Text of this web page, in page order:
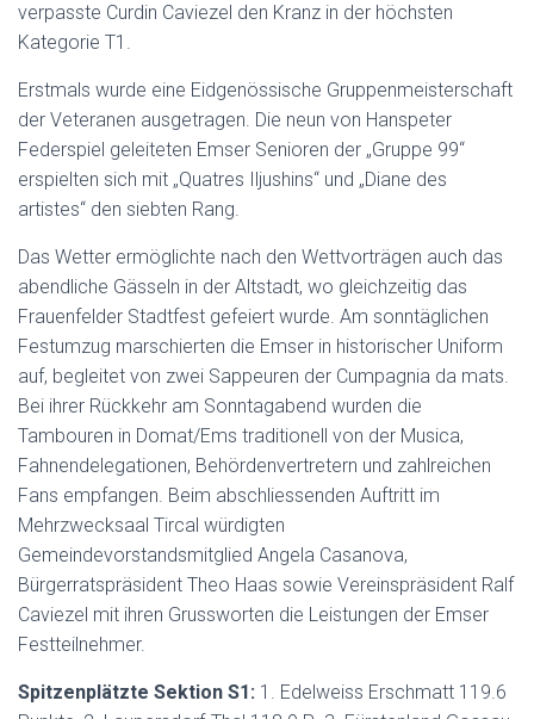
verpasste Curdin Caviezel den Kranz in der höchsten
Kategorie T1.
Erstmals wurde eine Eidgenössische Gruppenmeisterschaft
der Veteranen ausgetragen. Die neun von Hanspeter
Federspiel geleiteten Emser Senioren der „Gruppe 99“
erspielten sich mit „Quatres Iljushins“ und „Diane des
artistes“ den siebten Rang.
Das Wetter ermöglichte nach den Wettvorträgen auch das
abendliche Gässeln in der Altstadt, wo gleichzeitig das
Frauenfelder Stadtfest gefeiert wurde. Am sonntäglichen
Festumzug marschierten die Emser in historischer Uniform
auf, begleitet von zwei Sappeuren der Cumpagnia da mats.
Bei ihrer Rückkehr am Sonntagabend wurden die
Tambouren in Domat/Ems traditionell von der Musica,
Fahnendelegationen, Behördenvertretern und zahlreichen
Fans empfangen. Beim abschliessenden Auftritt im
Mehrzwecksaal Tircal würdigten
Gemeindevorstandsmitglied Angela Casanova,
Bürgerratspräsident Theo Haas sowie Vereinspräsident Ralf
Caviezel mit ihren Grussworten die Leistungen der Emser
Festteilnehmer.
Spitzenplätzte Sektion S1: 1. Edelweiss Erschmatt 119.6